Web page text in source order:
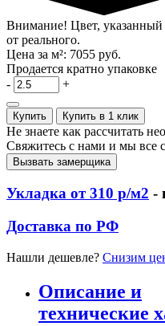
Внимание! Цвет, указанный
от реального.
Цена за м²: 7055 руб.
Продается кратно упаковке
-
+
Купить Купить в 1 клик
Не знаете как рассчитать
Свяжитесь с нами и мы все
Вызвать замерщика
Укладка от 310 р/м2 -
Доставка по РФ
Нашли дешевле? Снизим
Описание и
технические